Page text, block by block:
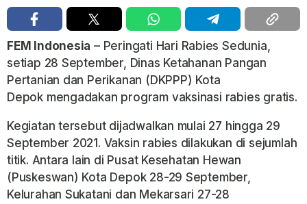
FEM Indonesia – Peringati Hari Rabies Sedunia,
setiap 28 September, Dinas Ketahanan Pangan
Pertanian dan Perikanan (DKPPP) Kota
Depok mengadakan program vaksinasi rabies gratis.
Kegiatan tersebut dijadwalkan mulai 27 hingga 29
September 2021. Vaksin rabies dilakukan di sejumlah
titik. Antara Iain di Pusat Kesehatan Hewan
(Puskeswan) Kota Depok 28-29 September,
Kelurahan Sukatani dan Mekarsari 27-28